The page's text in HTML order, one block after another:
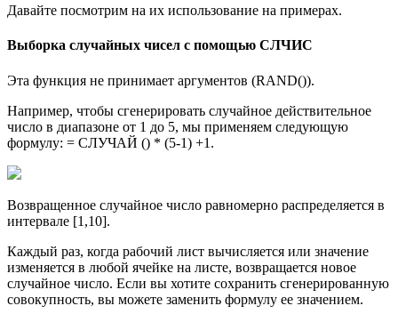
Давайте посмотрим на их использование на примерах.
Выборка случайных чисел с помощью СЛЧИС
Эта функция не принимает аргументов (RAND()).
Например, чтобы сгенерировать случайное действительное
число в диапазоне от 1 до 5, мы применяем следующую
формулу: = СЛУЧАЙ () * (5-1) +1.
Возвращенное случайное число равномерно распределяется в
интервале [1,10].
Каждый раз, когда рабочий лист вычисляется или значение
изменяется в любой ячейке на листе, возвращается новое
случайное число. Если вы хотите сохранить сгенерированную
совокупность, вы можете заменить формулу ее значением.